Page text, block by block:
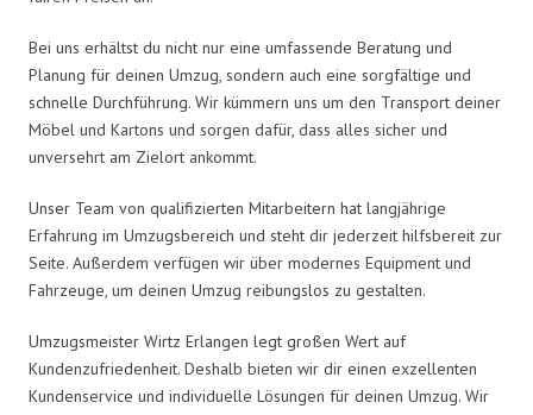
Bei uns erhältst du nicht nur eine umfassende Beratung und
Planung für deinen Umzug, sondern auch eine sorgfältige und
schnelle Durchführung. Wir kümmern uns um den Transport deiner
Möbel und Kartons und sorgen dafür, dass alles sicher und
unversehrt am Zielort ankommt.
Unser Team von qualifizierten Mitarbeitern hat langjährige
Erfahrung im Umzugsbereich und steht dir jederzeit hilfsbereit zur
Seite. Außerdem verfügen wir über modernes Equipment und
Fahrzeuge, um deinen Umzug reibungslos zu gestalten.
Umzugsmeister Wirtz Erlangen legt großen Wert auf
Kundenzufriedenheit. Deshalb bieten wir dir einen exzellenten
Kundenservice und individuelle Lösungen für deinen Umzug. Wir